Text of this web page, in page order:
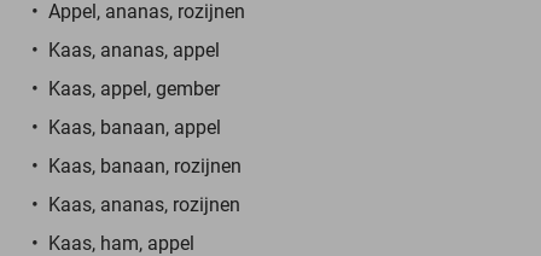
Appel, ananas, rozijnen
Kaas, ananas, appel
Kaas, appel, gember
Kaas, banaan, appel
Kaas, banaan, rozijnen
Kaas, ananas, rozijnen
Kaas, ham, appel